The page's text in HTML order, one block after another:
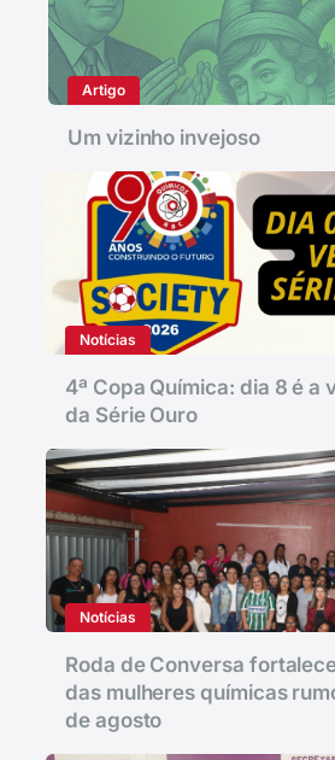
Artigo
Um vizinho invejoso
Notícias
4ª Copa Química: dia 8 é a
da Série Ouro
Notícias
Roda de Conversa
das mulheres químicas
de agosto